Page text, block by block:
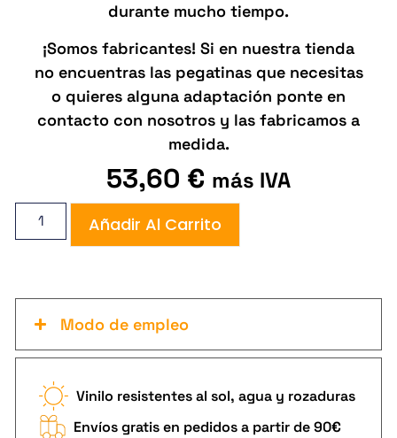
durante mucho tiempo.
¡Somos fabricantes! Si en nuestra tienda
no encuentras las pegatinas que necesitas
o quieres alguna adaptación ponte en
contacto con nosotros y las fabricamos a
medida.
53,60 € más IVA
Añadir Al Carrito
Modo de empleo
Vinilo resistentes al sol, agua y rozaduras
Envíos gratis en pedidos a partir de 90€